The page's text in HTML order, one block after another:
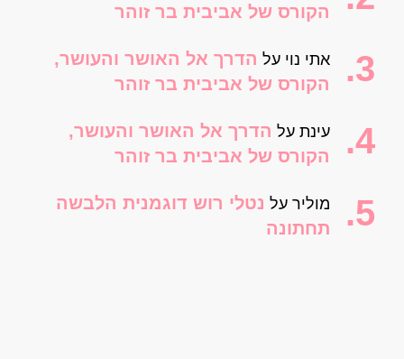
הקורס של אביבית בר זוהר
אתי נוי על הדרך אל האושר והעושר,
הקורס של אביבית בר זוהר
עינת על הדרך אל האושר והעושר,
הקורס של אביבית בר זוהר
מוליר על נטלי רוש דוגמנית הלבשה
תחתונה